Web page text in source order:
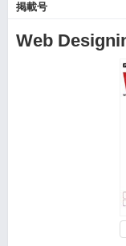
掲載号
Web